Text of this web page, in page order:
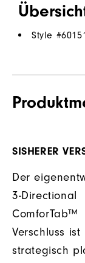
Style #
SISHERER
Der
3-Directional
ComforTab™
Verschluss ist
strategisch